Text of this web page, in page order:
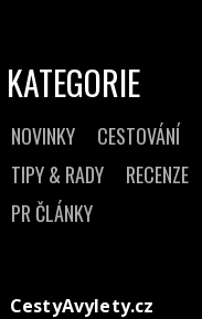
KATEGORIE
NOVINKY CESTOVÁNÍ
TIPY & RADY
RECENZE
PR ČLÁNKY
CestyAvylety.cz